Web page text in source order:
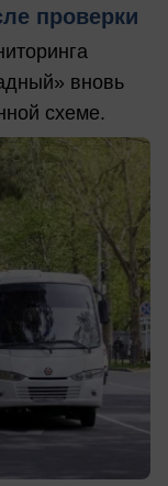
проверки
вновь
схеме.